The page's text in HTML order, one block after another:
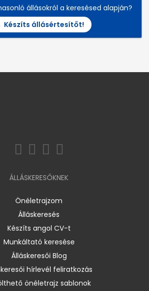
állásokról a keresésed alapján?
Készíts állásértesítőt!
ÁLLÁSKERESŐKNEK
Önéletrajzom
Álláskeresés
Készíts angol CV-t
Munkáltató keresése
Álláskeresői Blog
hírlevél feliratkozás
önéletrajz sablonok